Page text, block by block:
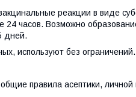
реакции в виде
часов. Возможно
дней.
используют без ограничений.
правила асептики, личной